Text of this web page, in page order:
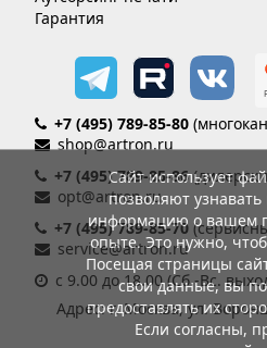
Гарантия
+7 (495) 789-85-80
shop@artron.ru
+7 (495) 789-85-86
opt@artron.ru
+7 (495) 789-85-70
service@artron.ru
с 9.00 до 18.00 (Сб.-Вс.
Адрес: г. Москва, ул.
Сайт использует
позволяют узнавать
информацию о вашем
опыте. Это нужно,
Посещая страницы
свои данные, вы
предоставлять их
Если согласны,